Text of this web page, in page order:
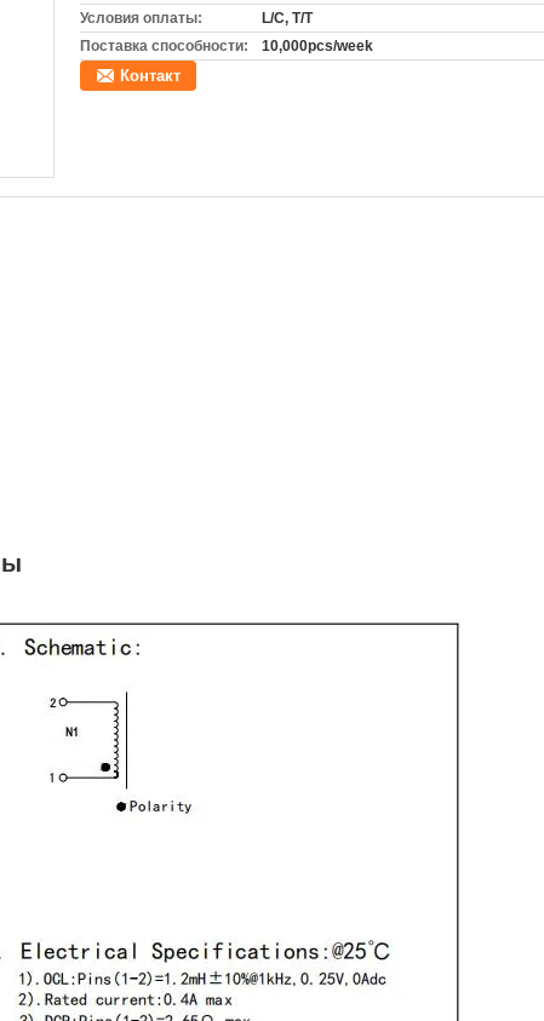
Условия оплаты:
L/C, T/T
Поставка способности:
10,000pcs/week
Контакт